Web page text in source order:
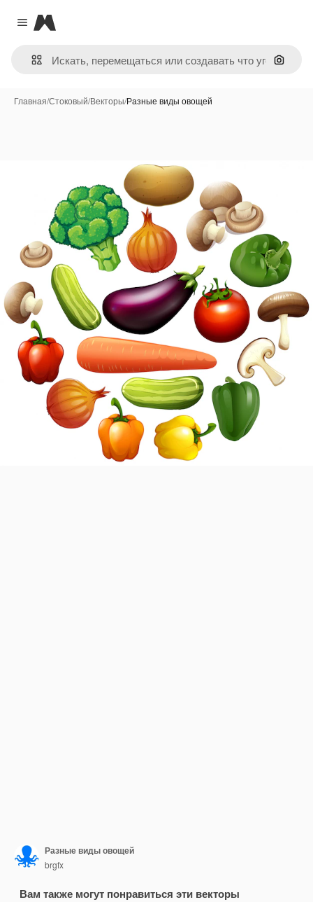
Close menu
Magnific
Поиск
Главная/Стоковый/Векторы/Разные виды овощей
Разные виды овощей
brgfx
Вам также могут понравиться эти векторы